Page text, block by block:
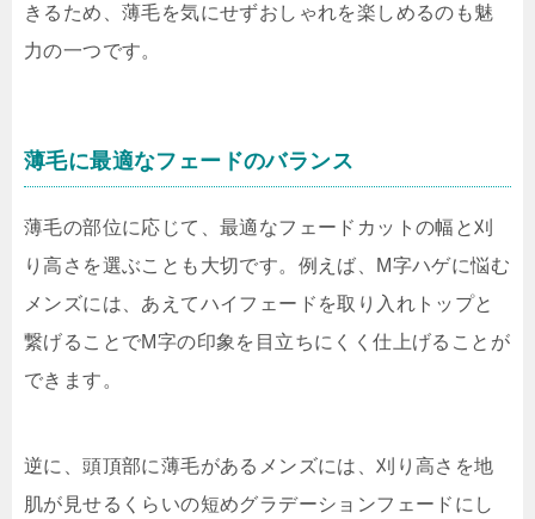
きるため、薄毛を気にせずおしゃれを楽しめるのも魅
力の一つです。
薄毛に最適なフェードのバランス
薄毛の部位に応じて、最適なフェードカットの幅と刈
り高さを選ぶことも大切です。例えば、M字ハゲに悩む
メンズには、あえてハイフェードを取り入れトップと
繋げることでM字の印象を目立ちにくく仕上げることが
できます。
逆に、頭頂部に薄毛があるメンズには、刈り高さを地
肌が見せるくらいの短めグラデーションフェードにし